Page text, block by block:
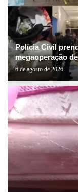
Polícia Civil
megaoperação
6 de agosto de 2026